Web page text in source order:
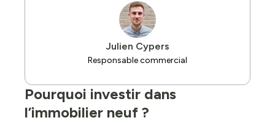
Pourquoi investir dans
l’immobilier neuf ?
Julien Cypers
Responsable commercial